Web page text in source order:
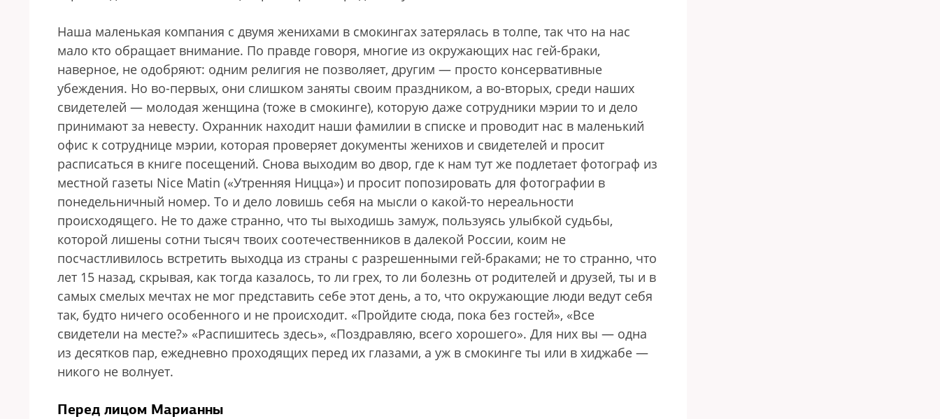
Наша маленькая компания с двумя женихами в смокингах затерялась в толпе, так что на нас
мало кто обращает внимание. По правде говоря, многие из окружающих нас гей-браки,
наверное, не одобряют: одним религия не позволяет, другим — просто консервативные
убеждения. Но во-первых, они слишком заняты своим праздником, а во-вторых, среди наших
свидетелей — молодая женщина (тоже в смокинге), которую даже сотрудники мэрии то и дело
принимают за невесту. Охранник находит наши фамилии в списке и проводит нас в маленький
офис к сотруднице мэрии, которая проверяет документы женихов и свидетелей и просит
расписаться в книге посещений. Снова выходим во двор, где к нам тут же подлетает фотограф из
местной газеты Nice Matin («Утренняя Ницца») и просит попозировать для фотографии в
понедельничный номер. То и дело ловишь себя на мысли о какой-то нереальности
происходящего. Не то даже странно, что ты выходишь замуж, пользуясь улыбкой судьбы,
которой лишены сотни тысяч твоих соотечественников в далекой России, коим не
посчастливилось встретить выходца из страны с разрешенными гей-браками; не то странно, что
лет 15 назад, скрывая, как тогда казалось, то ли грех, то ли болезнь от родителей и друзей, ты и в
самых смелых мечтах не мог представить себе этот день, а то, что окружающие люди ведут себя
так, будто ничего особенного и не происходит. «Пройдите сюда, пока без гостей», «Все
свидетели на месте?» «Распишитесь здесь», «Поздравляю, всего хорошего». Для них вы — одна
из десятков пар, ежедневно проходящих перед их глазами, а уж в смокинге ты или в хиджабе —
никого не волнует.
Перед лицом Марианны